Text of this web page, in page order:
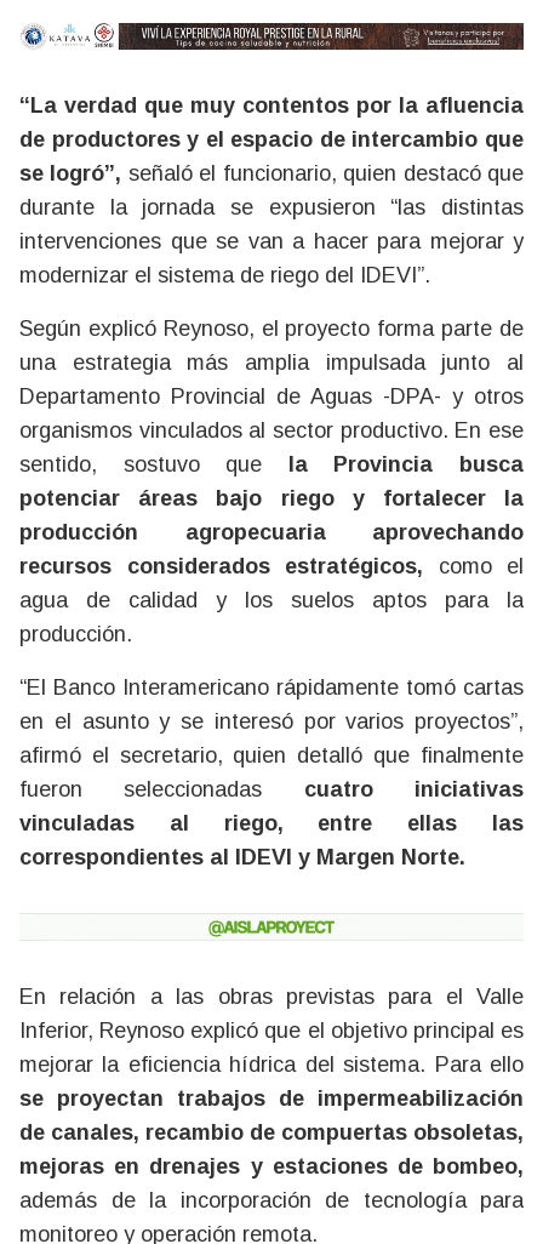
“La verdad que muy contentos por la afluencia
de productores y el espacio de intercambio que
se logró”, señaló el funcionario, quien destacó que
durante la jornada se expusieron “las distintas
intervenciones que se van a hacer para mejorar y
modernizar el sistema de riego del IDEVI”.
Según explicó Reynoso, el proyecto forma parte de
una estrategia más amplia impulsada junto al
Departamento Provincial de Aguas -DPA- y otros
organismos vinculados al sector productivo. En ese
sentido, sostuvo que la Provincia busca
potenciar áreas bajo riego y fortalecer la
producción agropecuaria aprovechando
recursos considerados estratégicos, como el
agua de calidad y los suelos aptos para la
producción.
“El Banco Interamericano rápidamente tomó cartas
en el asunto y se interesó por varios proyectos”,
afirmó el secretario, quien detalló que finalmente
fueron seleccionadas cuatro iniciativas
vinculadas al riego, entre ellas las
correspondientes al IDEVI y Margen Norte.
En relación a las obras previstas para el Valle
Inferior, Reynoso explicó que el objetivo principal es
mejorar la eficiencia hídrica del sistema. Para ello
se proyectan trabajos de impermeabilización
de canales, recambio de compuertas obsoletas,
mejoras en drenajes y estaciones de bombeo,
además de la incorporación de tecnología para
monitoreo y operación remota.